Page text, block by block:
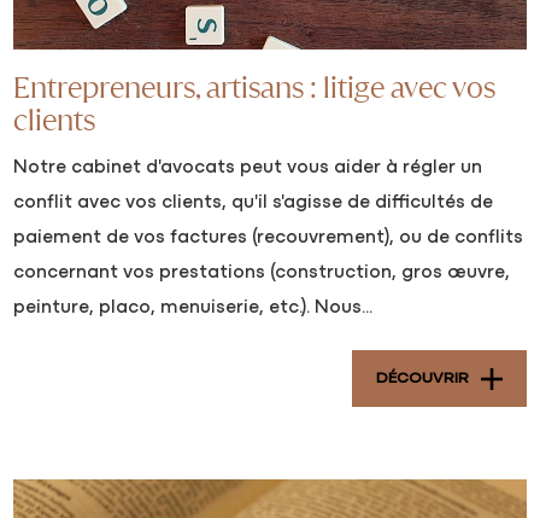
Entrepreneurs, artisans : litige avec vos
clients
Notre cabinet d'avocats peut vous aider à régler un
conflit avec vos clients, qu'il s'agisse de difficultés de
paiement de vos factures (recouvrement), ou de conflits
concernant vos prestations (construction, gros œuvre,
peinture, placo, menuiserie, etc.). Nous...
DÉCOUVRIR